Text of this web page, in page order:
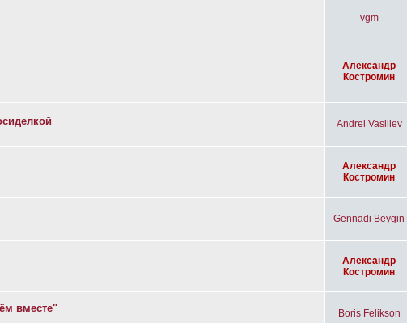
vgm
Александр
Костромин
Andrei Vasiliev
Александр
Костромин
Gennadi Beygin
Александр
Костромин
вместе" Boris Felikson